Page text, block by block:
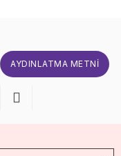
AYDINLATMA METNI